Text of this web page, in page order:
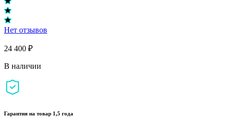
Нет отзывов
24 400 ₽
В наличии
Гарантия на товар 1,5 года